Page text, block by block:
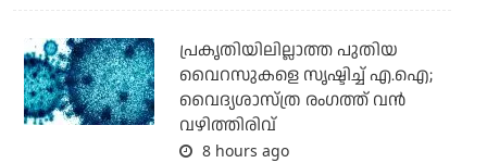
പ്രകൃതിയിലില്ലാത്ത പുതിയ
വൈറസുകളെ സൃഷ്ടിച്ച് എ.ഐ;
വൈദ്യശാസ്ത്ര രംഗത്ത് വന്‍
വഴിത്തിരിവ്
8 hours ago